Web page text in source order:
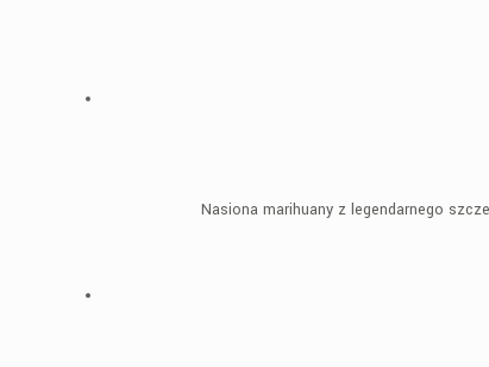
Nasiona marihuany z legendarnego